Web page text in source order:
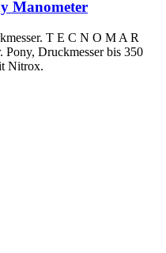
Manometer
T E C N O M A R
Pony, Druckmesser bis 350
Nitrox.